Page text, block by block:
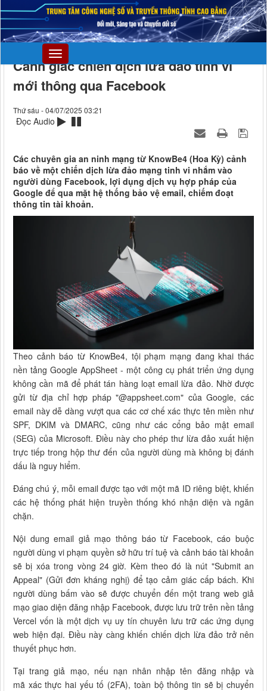
Cảnh giác chiến dịch lừa đảo tinh vi
mới thông qua Facebook
Thứ sáu - 04/07/2025 03:21
Đọc Audio
Các chuyên gia an ninh mạng từ KnowBe4 (Hoa Kỳ) cảnh
báo về một chiến dịch lừa đảo mạng tinh vi nhắm vào
người dùng Facebook, lợi dụng dịch vụ hợp pháp của
Google để qua mặt hệ thống bảo vệ email, chiếm đoạt
thông tin tài khoản.
Theo cảnh báo từ KnowBe4, tội phạm mạng đang khai thác
nền tảng Google AppSheet - một công cụ phát triển ứng dụng
không cần mã để phát tán hàng loạt email lừa đảo. Nhờ được
gửi từ địa chỉ hợp pháp "@appsheet.com" của Google, các
email này dễ dàng vượt qua các cơ chế xác thực tên miền như
SPF, DKIM và DMARC, cũng như các cổng bảo mật email
(SEG) của Microsoft. Điều này cho phép thư lừa đảo xuất hiện
trực tiếp trong hộp thư đến của người dùng mà không bị đánh
dấu là nguy hiểm.
Đáng chú ý, mỗi email được tạo với một mã ID riêng biệt, khiến
các hệ thống phát hiện truyền thống khó nhận diện và ngăn
chặn.
Nội dungemail giả mạo thông báo từ Facebook, cáo buộc
người dùng vi phạm quyền sở hữu trí tuệ và cảnh báo tài khoản
sẽ bị xóa trong vòng 24 giờ. Kèm theo đó là nút "Submit an
Appeal" (Gửi đơn kháng nghị) để tạo cảm giác cấp bách. Khi
người dùng bấm vào sẽ được chuyển đến một trang web giả
mạo giao diện đăng nhập Facebook, được lưu trữ trên nền tảng
Vercel vốn là một dịch vụ uy tín chuyên lưu trữ các ứng dụng
web hiện đại. Điều này càng khiến chiến dịch lừa đảo trở nên
thuyết phục hơn.
Tại trang giả mạo, nếu nạn nhân nhập tên đăng nhập và
mã xác thực hai yếu tố (2FA), toàn bộ thông tin sẽ bị chuyển